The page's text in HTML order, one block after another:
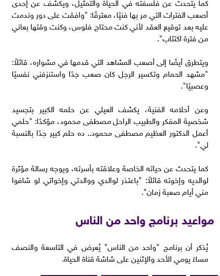
أصعب الفترات التي مر بها فنيًا، معترفًا: "وافقت على دور وندمت
عليه بعد توقيع العقد لأني كنت محتاج فلوس، وكنت وقتها بعاني
من فترة اكتئاب".
ويتطرق أيضًا إلى أصعب المشاهد التي قدمها في مشواره، قائلاً:
"مشهد الحمام وتكسير الرجل كان صعب جدًا واستنزفني نفسيًا
وعصبيًا".
وعن أحلامه الفنية، يكشف العيلي عن حلمه الكبير بتجسيد
شخصية المفكر والطبيب الراحل مصطفى محمود، مؤكدًا: "حلمي
أعمل الدكتور العظيم مصطفى محمود.. ده حلم كبير جدًا بالنسبة
لي".
كما يتحدث عن حياته الخاصة وعلاقته بأسرته، ويوجه رسالة مؤثرة
لوالديه وإخوته قائلاً: "باعتذر لوالدي ووالدتي وإخواتي لو شافوا
مني أيام صعبة زمان".
مواعيد برنامج واحد من الناس
يُذكر أن برنامج "واحد من الناس" يُعرض في التاسعة والنصف
مساءً يومي الأحد والإثنين على شاشة قناة الحياة.